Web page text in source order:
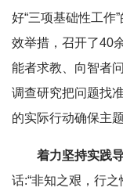
好“三项基础性工作
效举措，召开了40
能者求教、向智者
调查研究把问题找
的实际行动确保主
着力坚持实践
话:“非知之艰，行